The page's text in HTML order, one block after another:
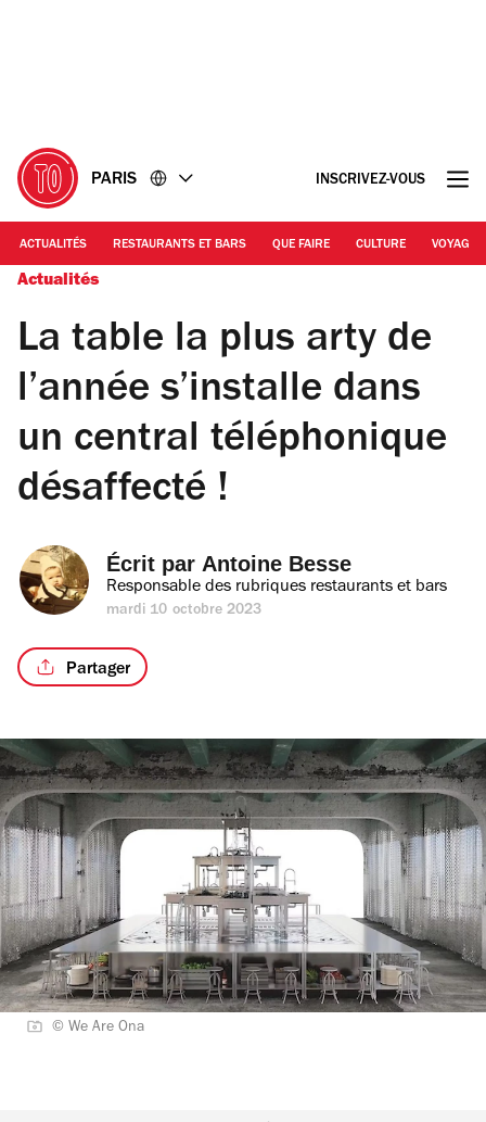
PARIS INSCRIVEZ-VOUS
ACTUALITÉS RESTAURANTS ET BARS QUE FAIRE CULTURE VOYAGE
Actualités
La table la plus arty de
l’année s’installe dans
un central téléphonique
désaffecté !
Écrit par Antoine Besse
Responsable des rubriques restaurants et bars
mardi 10 octobre 2023
Partager
© We Are Ona